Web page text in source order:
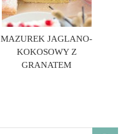
MAZUREK JAGLANO-
KOKOSOWY Z
GRANATEM